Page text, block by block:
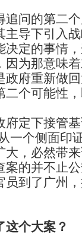
的第二个
主导下引入
决定的事情
因为那意味
政府重新做
二个可能性
定下接管基
一个侧面印
，必然带来
案的并不止
员到了广州
个大案？